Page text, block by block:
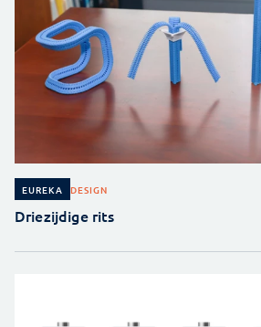
EUREKA DESIGN
Driezijdige rits